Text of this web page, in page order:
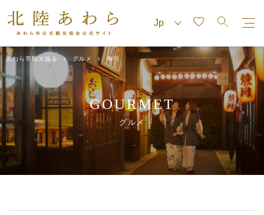
あわら市観光協会 グルメ 寿司
GOURMET
グルメ